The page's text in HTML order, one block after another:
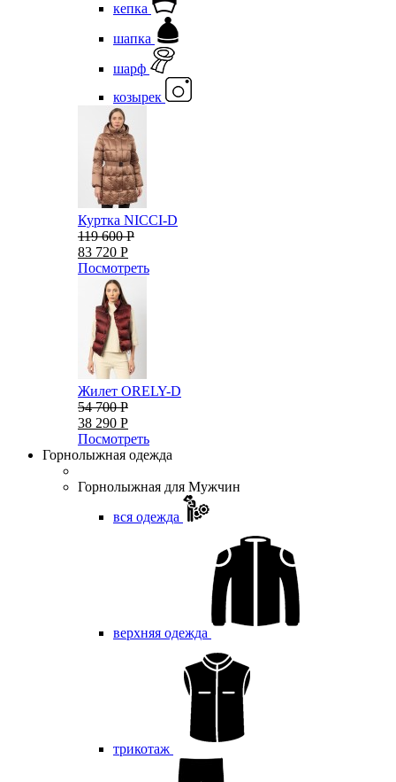
кепка
шапка
шарф
козырек
Куртка NICCI-D
119 600 Р
83 720 Р
Посмотреть
Жилет ORELY-D
54 700 Р
38 290 Р
Посмотреть
Горнолыжная одежда
Горнолыжная для Мужчин
вся одежда
верхняя одежда
трикотаж